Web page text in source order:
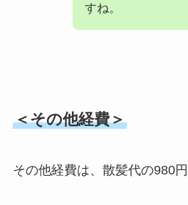
すね。
＜その他経費＞
その他経費は、散髪代の980円